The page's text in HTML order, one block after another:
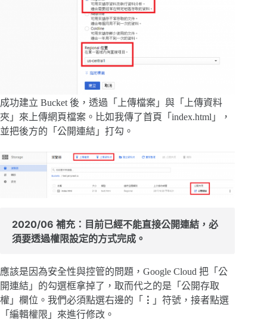
成功建立 Bucket 後，透過「上傳檔案」與「上傳資料
夾」來上傳網頁檔案。比如我傳了首頁「index.html」，
並把後方的「公開連結」打勾。
2020/06 補充：目前已經不能直接公開連結，必
須要透過權限設定的方式完成。
應該是因為安全性與控管的問題，Google Cloud 把「公
開連結」的勾選框拿掉了，取而代之的是「公開存取
權」欄位。我們必須點選右邊的「
⋮ 」符號，接者點選
「編輯權限」來進行修改。